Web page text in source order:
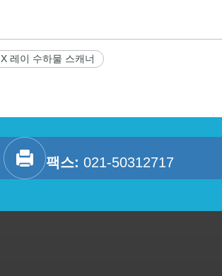
X 레이 수하물 스캐너
팩스: 021-50312717